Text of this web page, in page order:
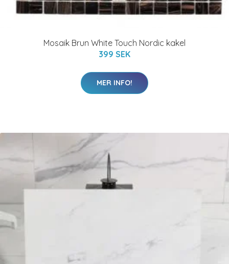
Mosaik Brun White Touch Nordic kakel
399 SEK
MER INFO!